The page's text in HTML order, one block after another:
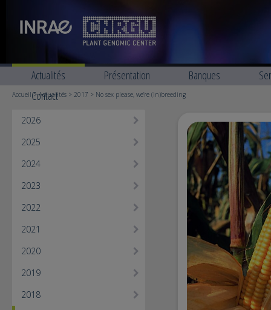
Actualités Présentation Banques
Contact
Accueil>Actualités > 2017 > No sex please, we’re (in)breeding
2026
2025
2024
2023
2022
2021
2020
2019
2018